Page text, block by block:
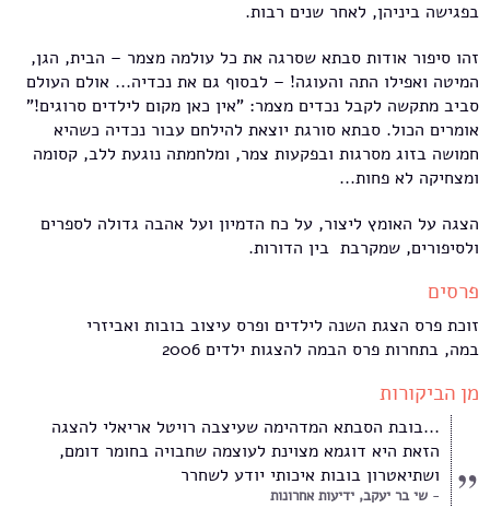
בפגישה ביניהן, לאחר שנים רבות.
זהו סיפור אודות סבתא שסרגה את כל עולמה מצמר – הבית, הגן,
המיטה ואפילו התה והעוגה! – לבסוף גם את נכדיה... אולם העולם
סביב מתקשה לקבל נכדים מצמר: "אין כאן מקום לילדים סרוגים!"
אומרים הכול. סבתא סורגת יוצאת להילחם עבור נכדיה כשהיא
חמושה בזוג מסרגות ובפקעות צמר, ומלחמתה נוגעת ללב, קסומה
ומצחיקה לא פחות...
הצגה על האומץ ליצור, על כח הדמיון ועל אהבה גדולה לספרים
ולסיפורים, שמקרבת בין הדורות.
פרסים
זוכת פרס הצגת השנה לילדים ופרס עיצוב בובות ואביזרי
במה, בתחרות פרס הבמה להצגות ילדים 2006
מן הביקורות
...בובת הסבתא המדהימה שעיצבה רויטל אריאלי להצגה
הזאת היא דוגמא מצוינת לעוצמה שחבויה בחומר דומם,
ושתיאטרון בובות איכותי יודע לשחרר
שי בר יעקב, ידיעות אחרונות